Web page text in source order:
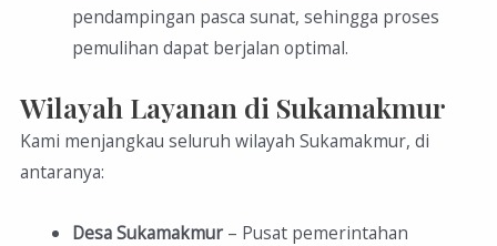
pendampingan pasca sunat, sehingga proses
pemulihan dapat berjalan optimal.
Wilayah Layanan di Sukamakmur
Kami menjangkau seluruh wilayah Sukamakmur, di
antaranya:
Desa Sukamakmur– Pusat pemerintahan